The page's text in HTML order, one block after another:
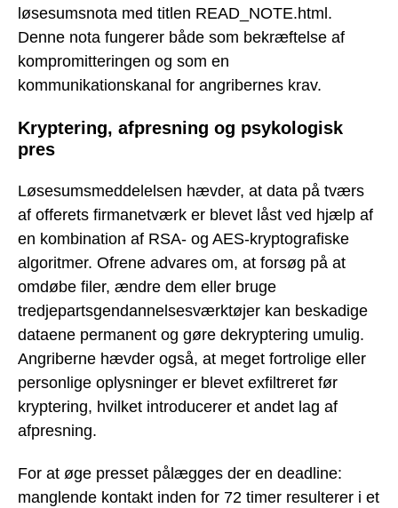
løsesumsnota med titlen READ_NOTE.html.
Denne nota fungerer både som bekræftelse af
kompromitteringen og som en
kommunikationskanal for angribernes krav.
Kryptering, afpresning og psykologisk
pres
Løsesumsmeddelelsen hævder, at data på tværs
af offerets firmanetværk er blevet låst ved hjælp af
en kombination af RSA- og AES-kryptografiske
algoritmer. Ofrene advares om, at forsøg på at
omdøbe filer, ændre dem eller bruge
tredjepartsgendannelsesværktøjer kan beskadige
dataene permanent og gøre dekryptering umulig.
Angriberne hævder også, at meget fortrolige eller
personlige oplysninger er blevet exfiltreret før
kryptering, hvilket introducerer et andet lag af
afpresning.
For at øge presset pålægges der en deadline:
manglende kontakt inden for 72 timer resulterer i et